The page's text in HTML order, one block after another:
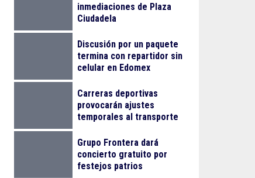
inmediaciones de Plaza
Ciudadela
Discusión por un paquete
termina con repartidor sin
celular en Edomex
Carreras deportivas
provocarán ajustes
temporales al transporte
Grupo Frontera dará
concierto gratuito por
festejos patrios